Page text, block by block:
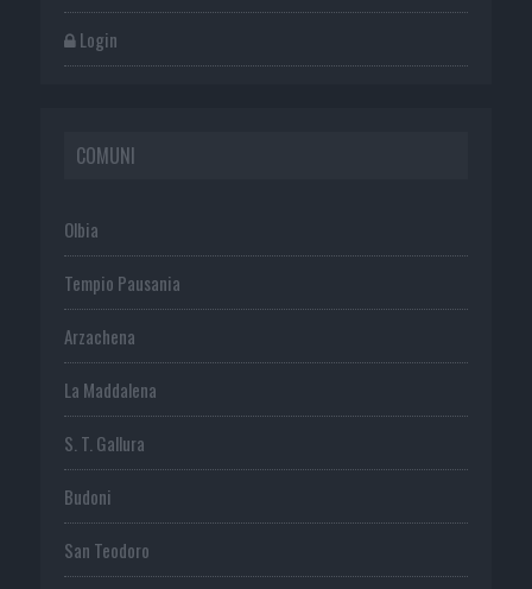
Login
COMUNI
Olbia
Tempio Pausania
Arzachena
La Maddalena
S. T. Gallura
Budoni
San Teodoro